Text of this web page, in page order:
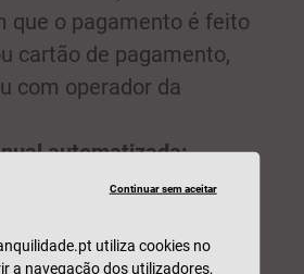
que o pagamento é feito
cartão de pagamento,
com operador da
automatizada:
via de portagem em que
em numerário ou
manualmente ou
Continuar sem aceitar
utiliza cookies no
a navegação dos utilizadores,